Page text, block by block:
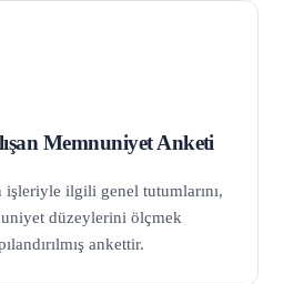
Memnuniyet Anketi
işleriyle ilgili genel tutumlarını,
düzeylerini ölçmek
ankettir.